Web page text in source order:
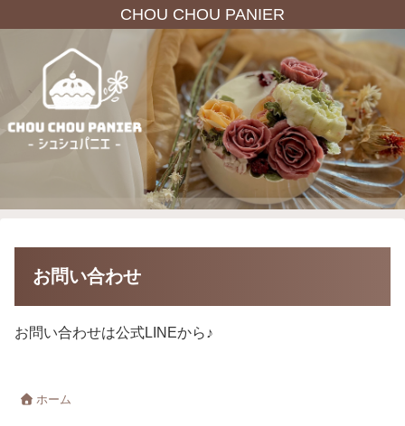
CHOU CHOU PANIER
お問い合わせ
お問い合わせは公式LINEから♪
ホーム